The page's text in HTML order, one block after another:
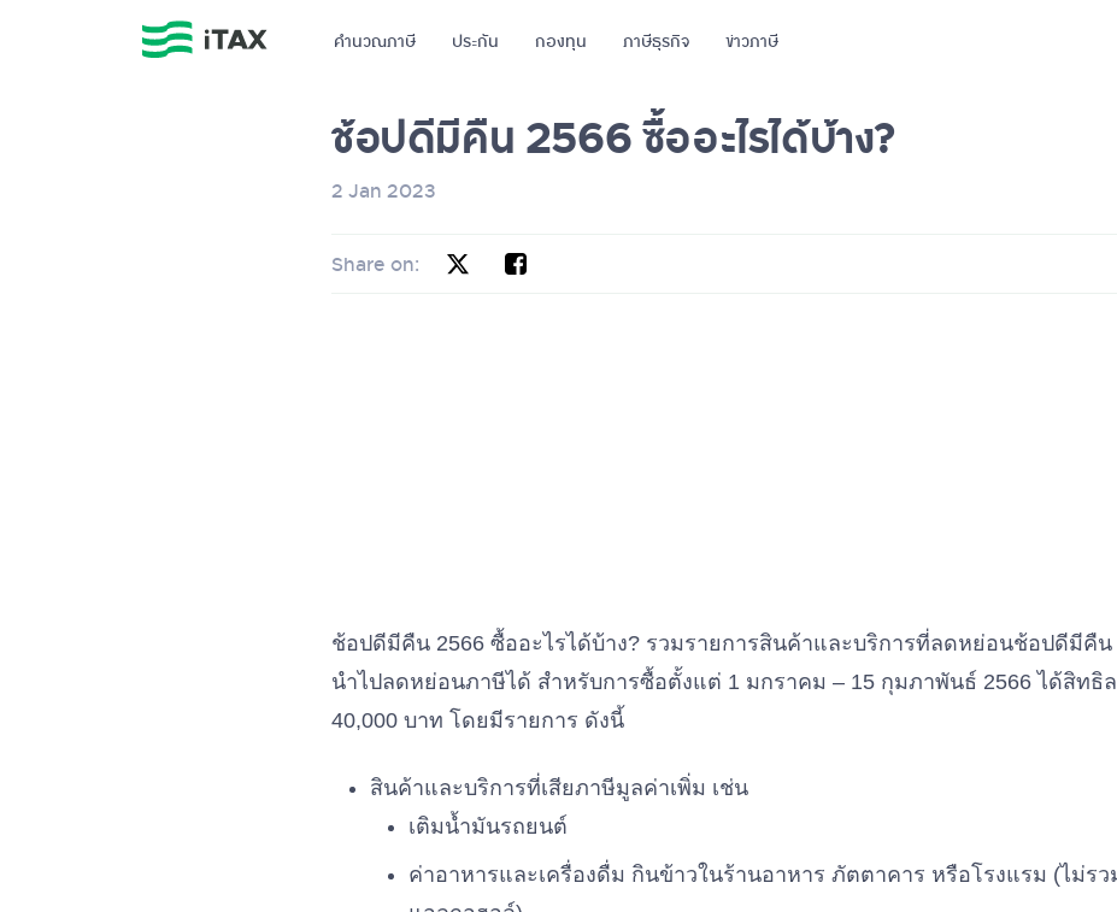
คำนวณภาษี ประกัน กองทุน ภาษีธุรกิจ ข่าวภาษี
ช้อปดีมีคืน 2566 ซื้ออะไรได้บ้าง?
2 Jan 2023
Share on:
ช้อปดีมีคืน 2566 ซื้ออะไรได้บ้าง? รวมรายการสินค้าและบริการที่ลดหย่อนช้อปดีมีคืน
นำไปลดหย่อนภาษีได้ สำหรับการซื้อตั้งแต่ 1 มกราคม – 15 กุมภาพันธ์ 2566 ได้สิทธิ
40,000 บาท โดยมีรายการ ดังนี้
สินค้าและบริการที่เสียภาษีมูลค่าเพิ่ม เช่น
เติมน้ำมันรถยนต์
ค่าอาหารและเครื่องดื่ม กินข้าวในร้านอาหาร ภัตตาคาร หรือโรงแรม (ไม่รว